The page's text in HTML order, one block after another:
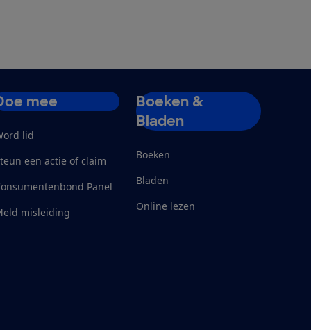
mee
lid
een actie of claim
Panel
misleiding
Boeken &
Bladen
Boeken
Bladen
Online lezen